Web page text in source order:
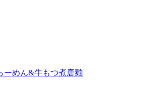
ーめん&牛もつ煮唐麺